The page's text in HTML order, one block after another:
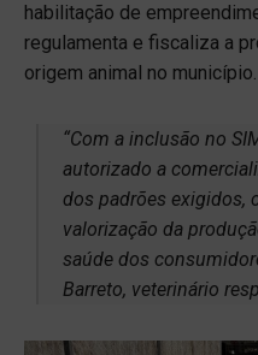
habilitação de
regulamenta e fiscaliza a
origem animal no município.
“Com a inclusão no
autorizado a
dos padrões exigidos,
valorização da
saúde dos
Barreto, veterinário